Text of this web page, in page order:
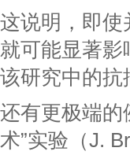
这说明，即使
就可能显著影
该研究中的抗
还有更极端的
术”实验（J.